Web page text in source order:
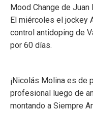
Mood Change de Juan
El miércoles el jockey
control antidoping de
por 60 días.
¡Nicolás Molina es de
profesional luego de
montando a Siempre